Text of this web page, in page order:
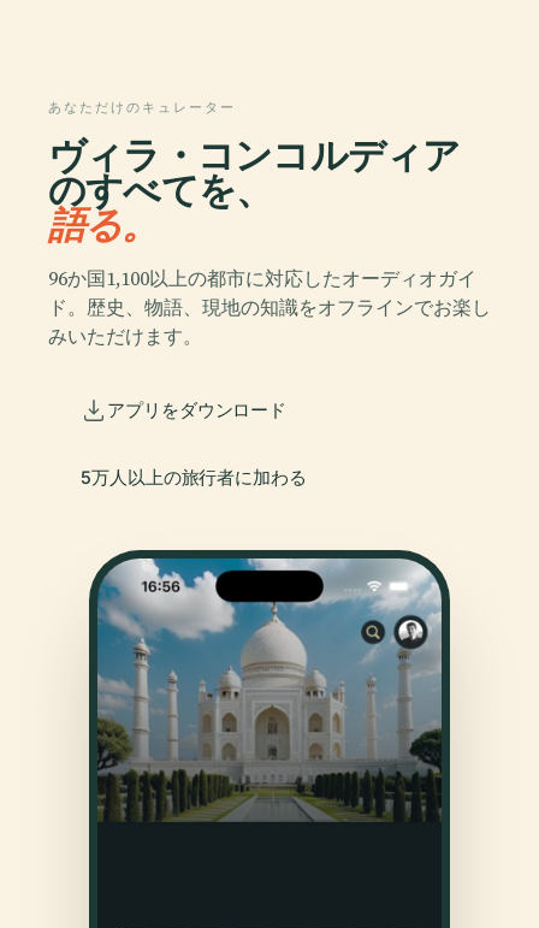
あなただけのキュレーター
ヴィラ・コンコルディア
のすべてを、
語る。
96か国1,100以上の都市に対応したオーディオガイ
ド。歴史、物語、現地の知識をオフラインでお楽し
みいただけます。
アプリをダウンロード
5万人以上の旅行者に加わる